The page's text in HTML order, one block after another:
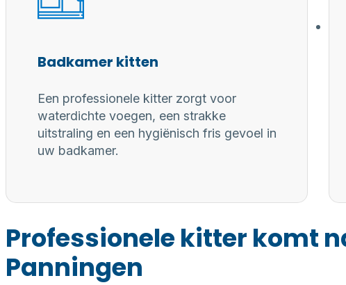
Badkamer kitten
Een professionele kitter zorgt voor
waterdichte voegen, een strakke
uitstraling en een hygiënisch fris gevoel in
uw badkamer.
Professionele kitter komt
Panningen